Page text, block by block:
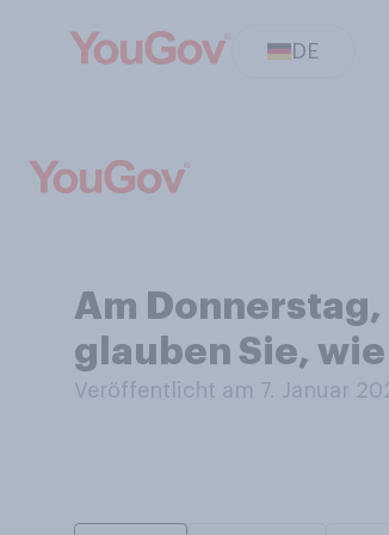
DE
Am
glauben Sie,
Veröffentlicht am 7. Januar